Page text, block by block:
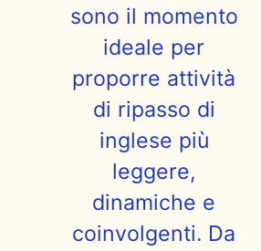
sono il momento
ideale per
proporre attività
di ripasso di
inglese più
leggere,
dinamiche e
coinvolgenti. Da